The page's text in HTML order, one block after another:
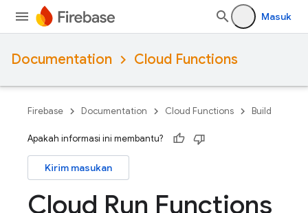
Masuk
Documentation Cloud Functions
Firebase Documentation Cloud Functions Build
Apakah informasi ini membantu?
Kirim masukan
Cloud Run Functions